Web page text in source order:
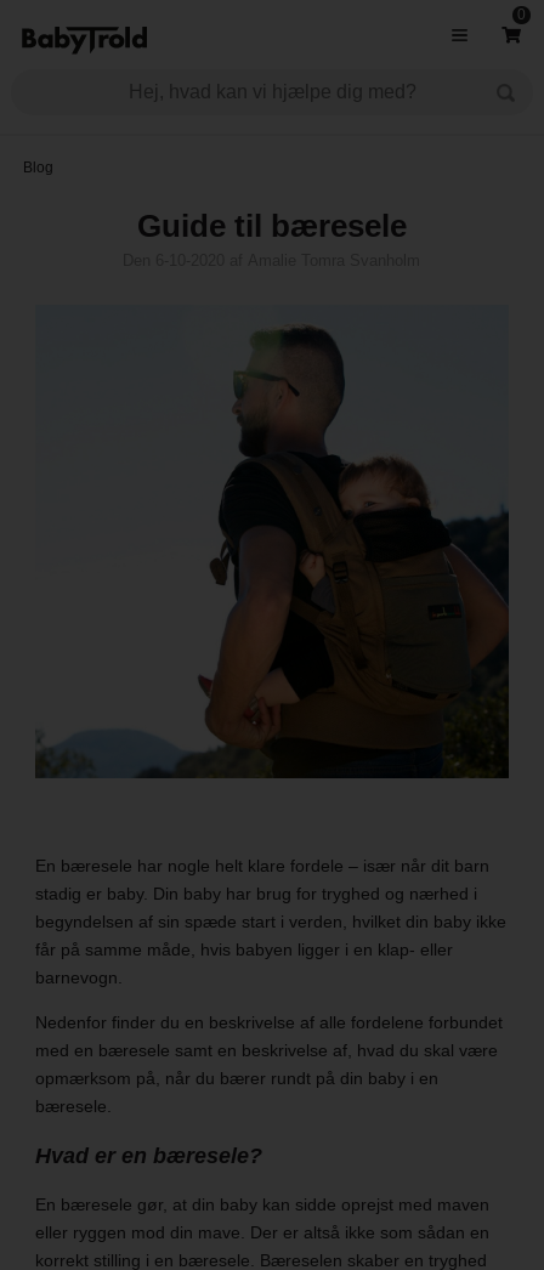
0
Blog
Guide til bæresele
En bæresele har nogle helt klare fordele – især når dit barn
stadig er baby. Din baby har brug for tryghed og nærhed i
begyndelsen af sin spæde start i verden, hvilket din baby ikke
får på samme måde, hvis babyen ligger i en klap- eller
barnevogn.
Nedenfor finder du en beskrivelse af alle fordelene forbundet
med en bæresele samt en beskrivelse af, hvad du skal være
opmærksom på, når du bærer rundt på din baby i en
bæresele.
Hvad er en bæresele?
En bæresele gør, at din baby kan sidde oprejst med maven
eller ryggen mod din mave. Der er altså ikke som sådan en
korrekt stilling i en bæresele. Bæreselen skaber en tryghed